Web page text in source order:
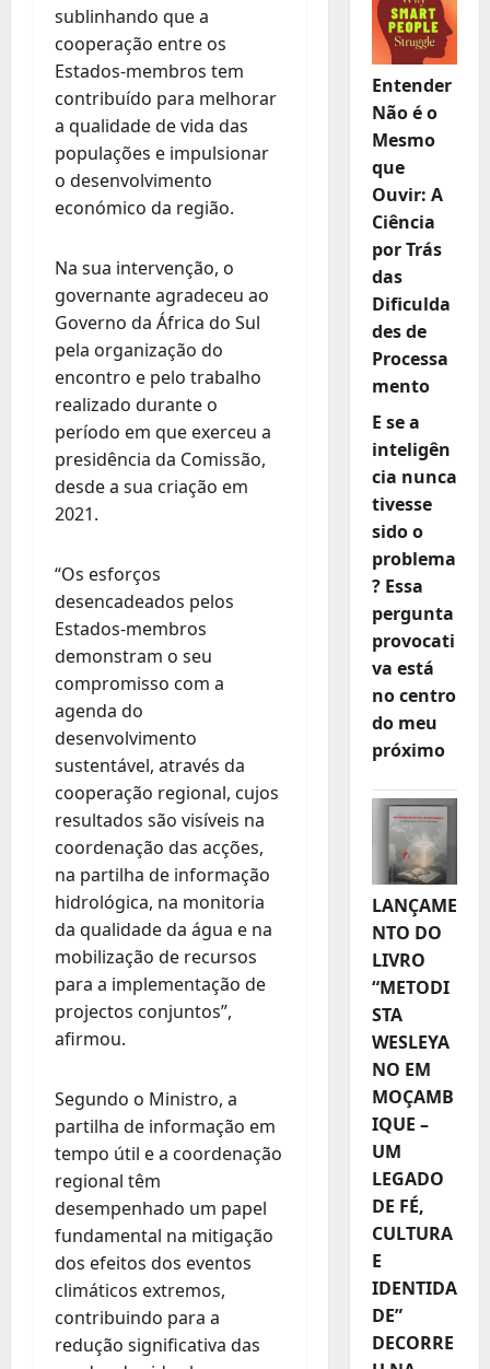
sublinhando que a
cooperação entre os
Estados-membros tem
contribuído para melhorar
a qualidade de vida das
populações e impulsionar
o desenvolvimento
económico da região.
Na sua intervenção, o
governante agradeceu ao
Governo da África do Sul
pela organização do
encontro e pelo trabalho
realizado durante o
período em que exerceu a
presidência da Comissão,
desde a sua criação em
2021.
“Os esforços
desencadeados pelos
Estados-membros
demonstram o seu
compromisso com a
agenda do
desenvolvimento
sustentável, através da
cooperação regional, cujos
resultados são visíveis na
coordenação das acções,
na partilha de informação
hidrológica, na monitoria
da qualidade da água e na
mobilização de recursos
para a implementação de
projectos conjuntos”,
afirmou.
Segundo o Ministro, a
partilha de informação em
tempo útil e a coordenação
regional têm
desempenhado um papel
fundamental na mitigação
dos efeitos dos eventos
climáticos extremos,
contribuindo para a
redução significativa das
Entender
Não é o
Mesmo
que
Ouvir: A
Ciência
por Trás
das
Dificulda
des de
Processa
mento
E se a
inteligên
cia nunca
tivesse
sido o
problema
? Essa
pergunta
provocati
va está
no centro
do meu
próximo
LANÇAME
NTO DO
LIVRO
“METODI
STA
WESLEYA
NO EM
MOÇAMB
IQUE –
UM
LEGADO
DE FÉ,
CULTURA
E
IDENTIDA
DE”
DECORRE